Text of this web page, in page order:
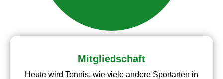
Mitgliedschaft
Heute wird Tennis, wie viele andere Sportarten in